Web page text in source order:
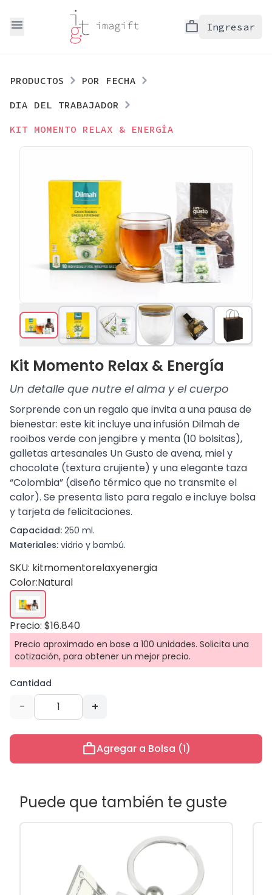
menu work Ingresar
PRODUCTOS
POR FECHA
DIA DEL TRABAJADOR
KIT MOMENTO RELAX & ENERGÍA
Kit Momento Relax & Energía
Un detalle que nutre el alma y el cuerpo
Sorprende con un regalo que invita a una pausa de
bienestar: este kit incluye una infusión Dilmah de
rooibos verde con jengibre y menta (10 bolsitas),
galletas artesanales Un Gusto de avena, miel y
chocolate (textura crujiente) y una elegante taza
“Colombia” (diseño térmico que no transmite el
calor). Se presenta listo para regalo e incluye bolsa
y tarjeta de felicitaciones.
Capacidad: 250 ml.
Materiales: vidrio y bambú.
SKU: kitmomentorelaxyenergia
Color:Natural
Precio: $16.840
Precio aproximado en base a 100 unidades. Solicita una
cotización, para obtener un mejor precio.
Cantidad
- +
workAgregar a Bolsa (1)
Puede que también te guste